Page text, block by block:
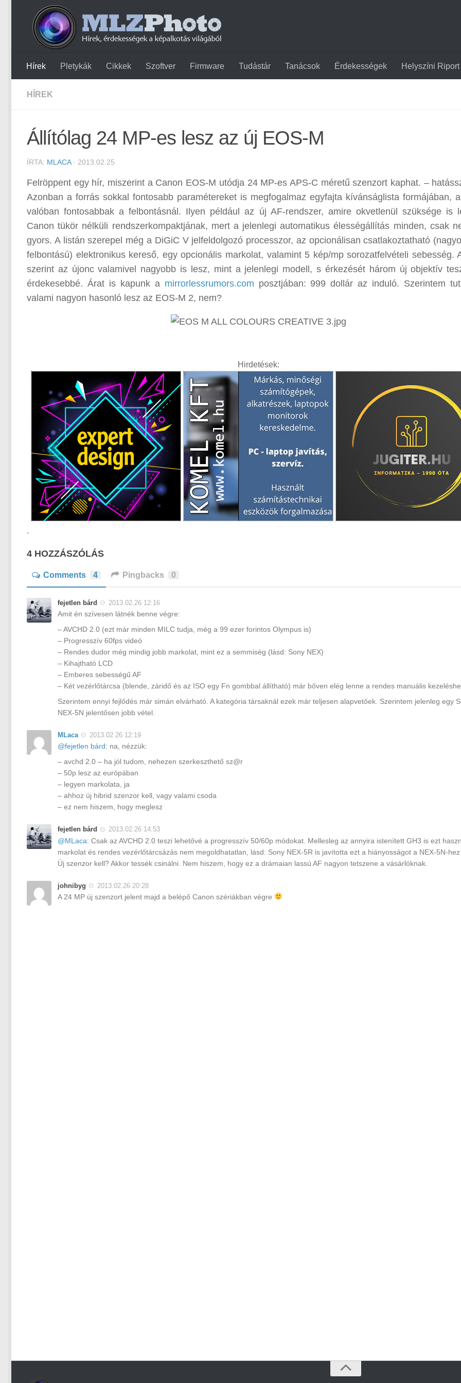
Hírek Pletykák Cikkek Szoftver Firmware Tudástár Tanácsok Érdekességek Helyszíni Riport
HÍREK
Állítólag 24 MP-es lesz az új EOS-M
ÍRTA: MLACA· 2013.02.25
Felröppent egy hír, miszerint a Canon EOS-M utódja 24 MP-es APS-C méretű szenzort kaphat. –
Azonban a forrás sokkal fontosabb paramétereket is megfogalmaz egyfajta kívánságlista formájában,
valóban fontosabbak a felbontásnál. Ilyen például az új AF-rendszer, amire okvetlenül szüksége is
Canon tükör nélküli rendszerkompaktjának, mert a jelenlegi automatikus élességállítás minden, csak
gyors. A listán szerepel még a DiGiC V jelfeldolgozó processzor, az opcionálisan csatlakoztatható
felbontású) elektronikus kereső, egy opcionális markolat, valamint 5 kép/mp sorozatfelvételi sebesség.
szerint az újonc valamivel nagyobb is lesz, mint a jelenlegi modell, s érkezését három új objektív
érdekesebbé. Árat is kapunk a mirrorlessrumors.com posztjában: 999 dollár az induló. Szerintem
valami nagyon hasonló lesz az EOS-M 2, nem?
Hirdetések:
.
4 HOZZÁSZÓLÁS
Comments 4 Pingbacks 0
fejetlen bárd 2013.02.26 12:16
Amit én szívesen látnék benne végre:
– AVCHD 2.0 (ezt már minden MILC tudja, még a 99 ezer forintos Olympus is)
– Progresszív 60fps videó
– Rendes dudor még mindig jobb markolat, mint ez a semmiség (lásd: Sony NEX)
– Kihajtható LCD
– Emberes sebességű AF
– Két vezérlőtárcsa (blende, záridő és az ISO egy Fn gombbal állítható) már bőven elég lenne a rendes manuális
Szerintem ennyi fejlődés már simán elvárható. A kategória társaknál ezek már teljesen alapvetőek. Szerintem jelenleg egy
NEX-5N jelentősen jobb vétel.
MLaca 2013.02.26 12:19
@fejetlen bárd: na, nézzük:
– avchd 2.0 – ha jól tudom, nehezen szerkeszthető sz@r
– 50p lesz az európában
– legyen markolata, ja
– ahhoz új hibrid szenzor kell, vagy valami csoda
– ez nem hiszem, hogy meglesz
fejetlen bárd 2013.02.26 14:53
@MLaca: Csak az AVCHD 2.0 teszi lehetővé a progresszív 50/60p módokat. Mellesleg az annyira istenített GH3 is ezt
markolat és rendes vezérlőtárcsázás nem megoldhatatlan, lásd: Sony NEX-5R is javította ezt a hiányosságot a NEX-5N-
Új szenzor kell? Akkor tessék csinálni. Nem hiszem, hogy ez a drámaian lassú AF nagyon tetszene a vásárlóknak.
johnibyg 2013.02.26 20:28
A 24 MP új szenzort jelent majd a belépő Canon szériákban végre